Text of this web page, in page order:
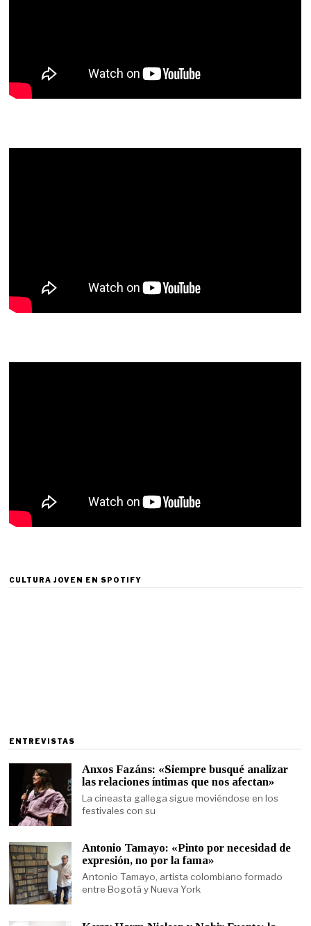
CULTURA JOVEN EN SPOTIFY
ENTREVISTAS
Anxos Fazáns: «Siempre busqué analizar
las relaciones íntimas que nos afectan»
La cineasta gallega sigue moviéndose en los
festivales con su
Antonio Tamayo: «Pinto por necesidad de
expresión, no por la fama»
Antonio Tamayo, artista colombiano formado
entre Bogotá y Nueva York